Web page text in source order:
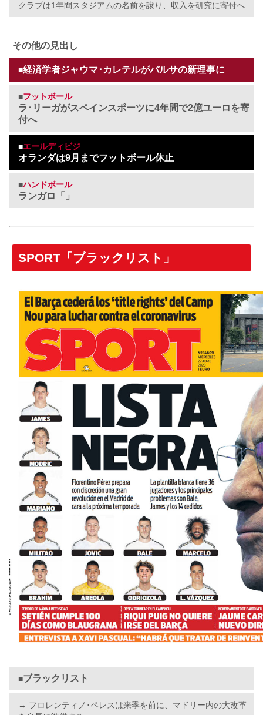
クラブは1年間スタジアムの名前を譲り、収入を研究に寄付へ
その他の見出し
■経済学者ジャウマ･カレテルがバルサの新理事に
■フットボール
ラ･リーガがスペインスポーツに4年間で2億ユーロを寄
付へ
■エールディビジ
オランダは9月までフットボール休止
■ハンドボール
ランガロ「」
SPORT「ブラックリスト」
■ブラックリスト
→ フロレンティノ･ペレスは来季を前に、マドリー内の大改革